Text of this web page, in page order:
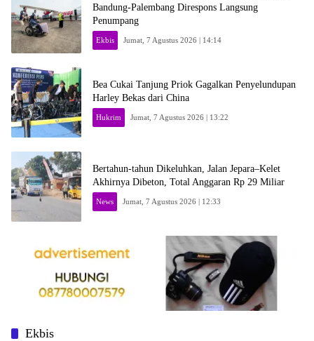
Bandung-Palembang Direspons Langsung
Penumpang
Ekbis Jumat, 7 Agustus 2026 | 14:14
Bea Cukai Tanjung Priok Gagalkan Penyelundupan
Harley Bekas dari China
Hukrim Jumat, 7 Agustus 2026 | 13:22
Bertahun-tahun Dikeluhkan, Jalan Jepara–Kelet
Akhirnya Dibeton, Total Anggaran Rp 29 Miliar
News Jumat, 7 Agustus 2026 | 12:33
Ekbis